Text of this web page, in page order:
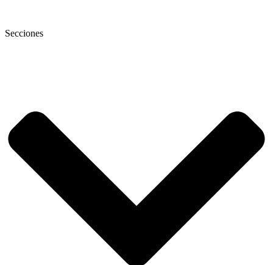
Secciones